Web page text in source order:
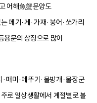
어해魚蟹문양도
메기·게·가재·붕어·쏘가리
문의 상징으로 많이
매미·메뚜기·물방개·물장군
로 일상생활에서 계절별로 볼